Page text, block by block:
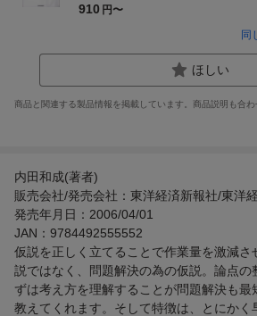
910 円〜
同
ほしい
商品と関連する製品情報を掲載しています。商品説明も合わ
内田和成(著者)
販売会社/発売会社：東洋経済新報社/東洋
発売年月日：2006/04/01
JAN：9784492555552
仮説を正しく立てることで作業量を激減さ
説ではなく、問題解決の為の仮説。論点の
ずは考え方を理解することが問題解決も最
教えてくれます。そして特徴は、とにかく